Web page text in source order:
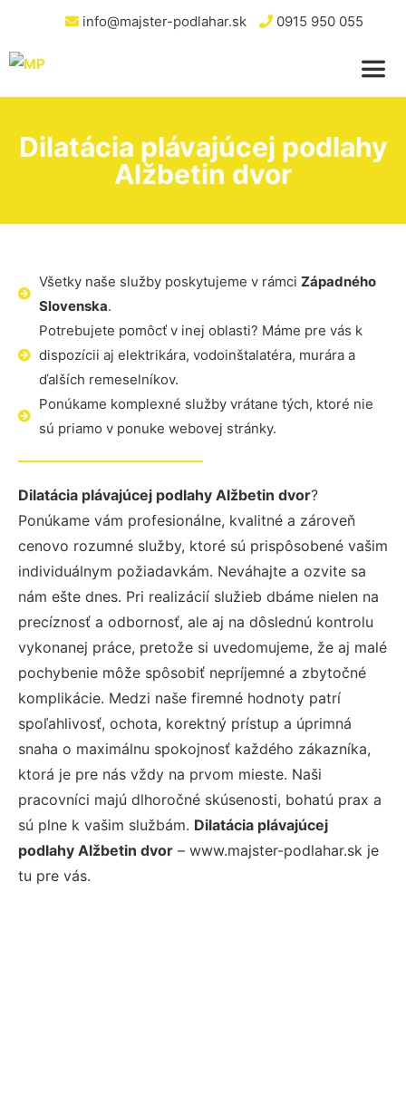
info@majster-podlahar.sk 0915 950 055
Dilatácia plávajúcej podlahy
Alžbetin dvor
Všetky naše služby poskytujeme v rámci Západného
Slovenska.
Potrebujete pomôcť v inej oblasti? Máme pre vás k
dispozícii aj elektrikára, vodoinštalatéra, murára a
ďalších remeselníkov.
Ponúkame komplexné služby vrátane tých, ktoré nie
sú priamo v ponuke webovej stránky.
Dilatácia plávajúcej podlahy Alžbetin dvor?
Ponúkame vám profesionálne, kvalitné a zároveň
cenovo rozumné služby, ktoré sú prispôsobené vašim
individuálnym požiadavkám. Neváhajte a ozvite sa
nám ešte dnes. Pri realizácií služieb dbáme nielen na
precíznosť a odbornosť, ale aj na dôslednú kontrolu
vykonanej práce, pretože si uvedomujeme, že aj malé
pochybenie môže spôsobiť nepríjemné a zbytočné
komplikácie. Medzi naše firemné hodnoty patrí
spoľahlivosť, ochota, korektný prístup a úprimná
snaha o maximálnu spokojnosť každého zákazníka,
ktorá je pre nás vždy na prvom mieste. Naši
pracovníci majú dlhoročné skúsenosti, bohatú prax a
sú plne k vašim službám. Dilatácia plávajúcej
podlahy Alžbetin dvor – www.majster-podlahar.sk je
tu pre vás.